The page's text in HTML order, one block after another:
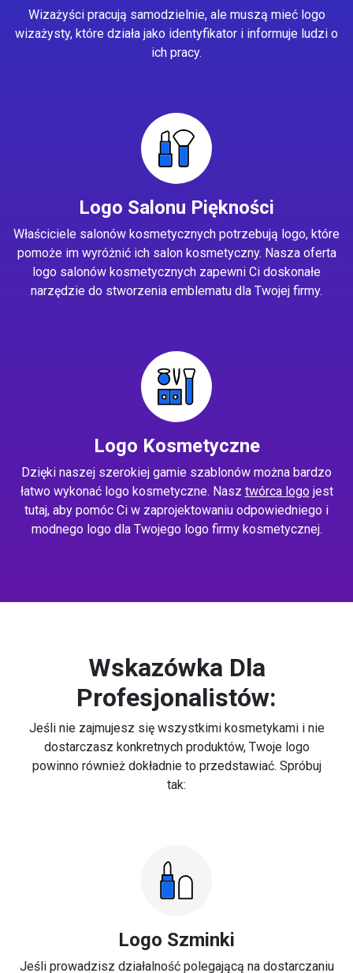
Wizażyści pracują samodzielnie, ale muszą mieć logo
wizażysty, które działa jako identyfikator i informuje ludzi o
ich pracy.
Logo Salonu Piękności
Właściciele salonów kosmetycznych potrzebują logo, które
pomoże im wyróżnić ich salon kosmetyczny. Nasza oferta
logo salonów kosmetycznych zapewni Ci doskonałe
narzędzie do stworzenia emblematu dla Twojej firmy.
Logo Kosmetyczne
Dzięki naszej szerokiej gamie szablonów można bardzo
łatwo wykonać logo kosmetyczne. Nasz twórca logojest
tutaj, aby pomóc Ci w zaprojektowaniu odpowiedniego i
modnego logo dla Twojego logo firmy kosmetycznej.
Wskazówka Dla
Profesjonalistów:
Jeśli nie zajmujesz się wszystkimi kosmetykami i nie
dostarczasz konkretnych produktów, Twoje logo
powinno również dokładnie to przedstawiać. Spróbuj
tak:
Logo Szminki
Jeśli prowadzisz działalność polegającą na dostarczaniu